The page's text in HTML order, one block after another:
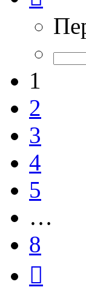
из
1
2
3
4
5
…
8